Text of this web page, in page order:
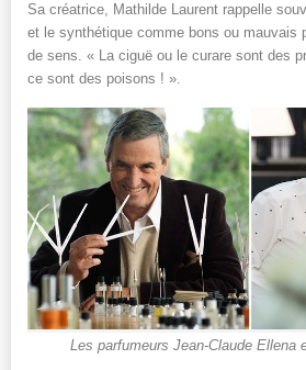
Sa créatrice, Mathilde Laurent rappelle
et le synthétique comme bons ou mauvais
de sens. « La ciguë ou le curare sont des
ce sont des poisons ! ».
Les parfumeurs Jean-Claude Ellena